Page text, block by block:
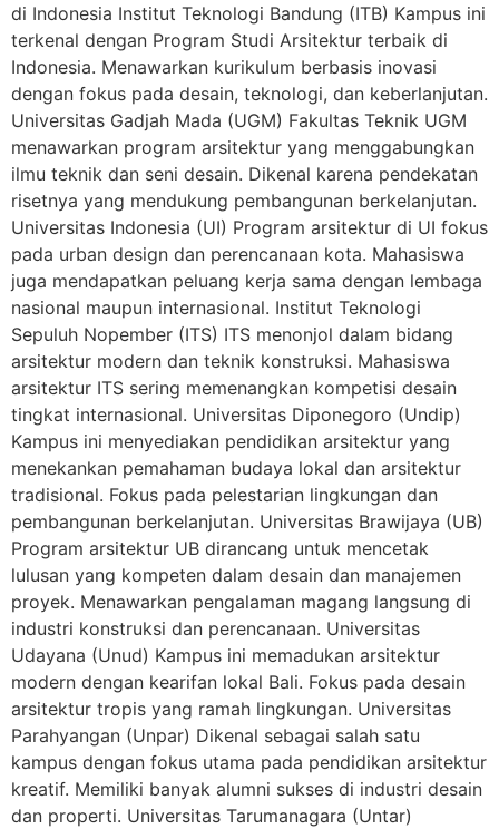
di Indonesia Institut Teknologi Bandung (ITB) Kampus ini
terkenal dengan Program Studi Arsitektur terbaik di
Indonesia. Menawarkan kurikulum berbasis inovasi
dengan fokus pada desain, teknologi, dan keberlanjutan.
Universitas Gadjah Mada (UGM) Fakultas Teknik UGM
menawarkan program arsitektur yang menggabungkan
ilmu teknik dan seni desain. Dikenal karena pendekatan
risetnya yang mendukung pembangunan berkelanjutan.
Universitas Indonesia (UI) Program arsitektur di UI fokus
pada urban design dan perencanaan kota. Mahasiswa
juga mendapatkan peluang kerja sama dengan lembaga
nasional maupun internasional. Institut Teknologi
Sepuluh Nopember (ITS) ITS menonjol dalam bidang
arsitektur modern dan teknik konstruksi. Mahasiswa
arsitektur ITS sering memenangkan kompetisi desain
tingkat internasional. Universitas Diponegoro (Undip)
Kampus ini menyediakan pendidikan arsitektur yang
menekankan pemahaman budaya lokal dan arsitektur
tradisional. Fokus pada pelestarian lingkungan dan
pembangunan berkelanjutan. Universitas Brawijaya (UB)
Program arsitektur UB dirancang untuk mencetak
lulusan yang kompeten dalam desain dan manajemen
proyek. Menawarkan pengalaman magang langsung di
industri konstruksi dan perencanaan. Universitas
Udayana (Unud) Kampus ini memadukan arsitektur
modern dengan kearifan lokal Bali. Fokus pada desain
arsitektur tropis yang ramah lingkungan. Universitas
Parahyangan (Unpar) Dikenal sebagai salah satu
kampus dengan fokus utama pada pendidikan arsitektur
kreatif. Memiliki banyak alumni sukses di industri desain
dan properti. Universitas Tarumanagara (Untar)